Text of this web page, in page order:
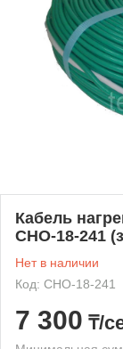
Кабель
СНО-18-241
Нет в наличии
Код: СНО-18-241
7 300 ₸/